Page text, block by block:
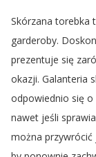
Skórzana torebka
garderoby.
prezentuje się
okazji. Galanteria
odpowiednio się o
nawet jeśli
można przywrócić